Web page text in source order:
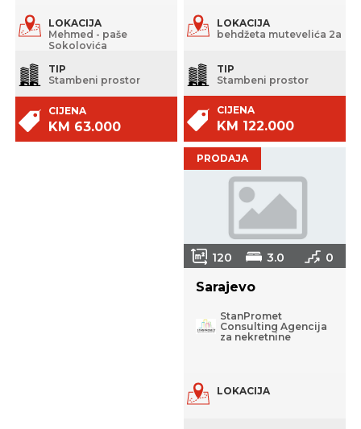
LOKACIJA
Mehmed - paše
Sokolovića
TIP
Stambeni prostor
CIJENA
KM 63.000
LOKACIJA
behdžeta mutevelića 2a
TIP
Stambeni prostor
CIJENA
KM 122.000
PRODAJA
120 3.0 0
Sarajevo
StanPromet
Consulting Agencija
za nekretnine
LOKACIJA